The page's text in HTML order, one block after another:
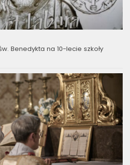
Benedykta na 10-lecie szkoły